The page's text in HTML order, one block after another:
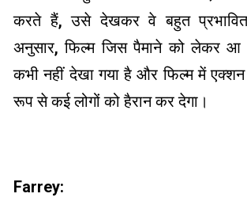
करते हैं, उसे देखकर वे बहुत
अनुसार, फिल्म जिस पैमाने को लेकर आ
कभी नहीं देखा गया है और फिल्म में एक्शन
रूप से कई लोगों को हैरान कर देगा।
Farrey: